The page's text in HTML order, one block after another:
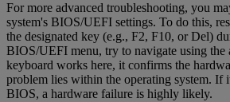
For more advanced troubleshooting, you
system's BIOS/UEFI settings. To do this,
the designated key (e.g., F2, F10, or Del)
BIOS/UEFI menu, try to navigate using the
keyboard works here, it confirms the
problem lies within the operating system. If
BIOS, a hardware failure is highly likely.